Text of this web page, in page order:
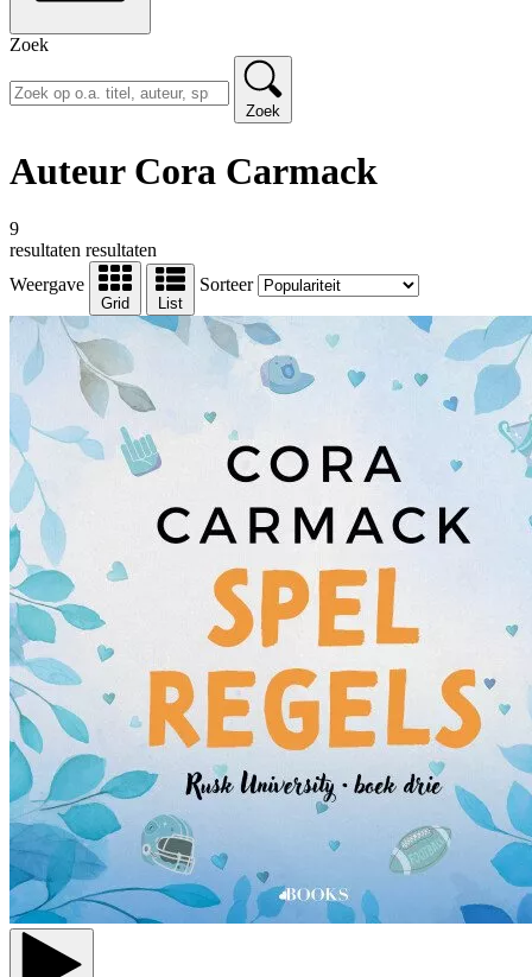
Zoek
Zoek
Auteur Cora Carmack
9
resultaten resultaten
Weergave
Grid List
Sorteer